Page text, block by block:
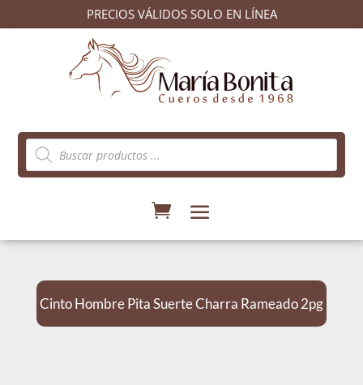
PRECIOS VÁLIDOS SOLO EN LÍNEA
Búsqueda
de
productos
Cinto Hombre Pita Suerte Charra Rameado 2pg